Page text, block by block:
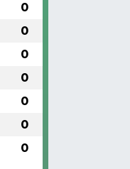
0
0
0
0
0
0
0